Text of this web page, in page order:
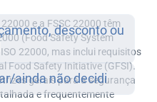
e a FSSC 22000 têm
(Food Safety System
22000, mas inclui requisitos
Food Safety Initiative (GFSI).
gerais para a segurança
e frequentemente